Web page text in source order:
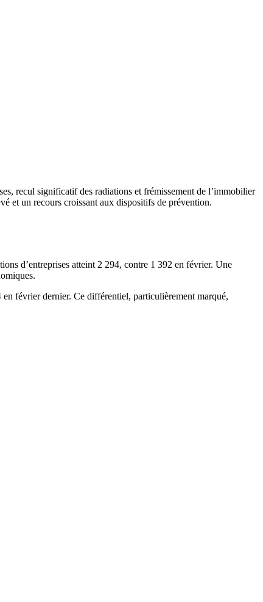
recul significatif des radiations et frémissement de l’immobilier
et un recours croissant aux dispositifs de prévention.
d’entreprises atteint 2 294, contre 1 392 en février. Une
février dernier. Ce différentiel, particulièrement marqué,